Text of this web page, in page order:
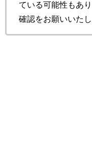
ている可能性もあ
確認をお願いいたし